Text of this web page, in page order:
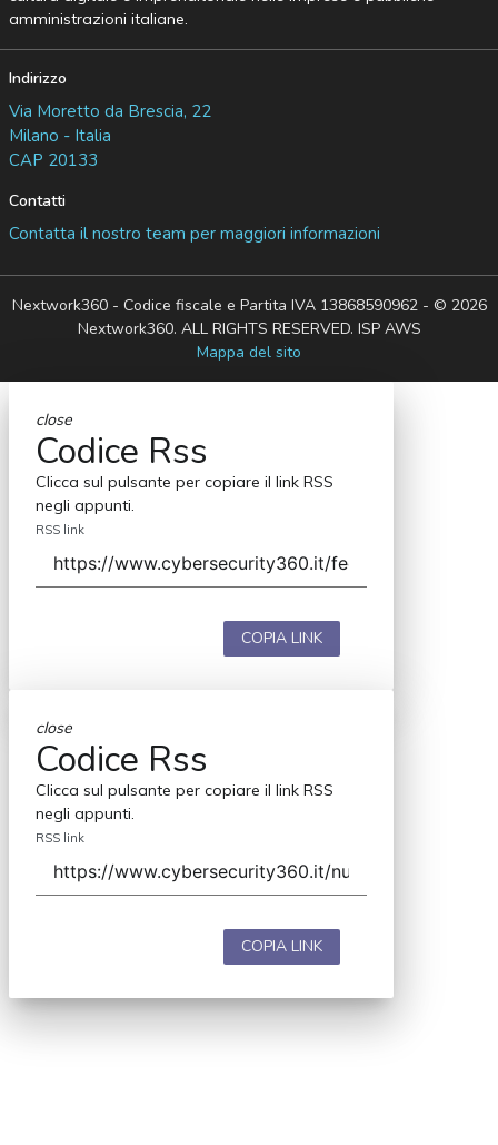
amministrazioni italiane.
Indirizzo
Via Moretto da Brescia, 22
Milano - Italia
CAP 20133
Contatti
Contatta il nostro team per maggiori informazioni
Nextwork360 - Codice fiscale e Partita IVA 13868590962 - © 2026
Nextwork360. ALL RIGHTS RESERVED. ISP AWS
Mappa del sito
close
Codice Rss
Clicca sul pulsante per copiare il link RSS
negli appunti.
RSS link
COPIA LINK
close
Codice Rss
Clicca sul pulsante per copiare il link RSS
negli appunti.
RSS link
COPIA LINK